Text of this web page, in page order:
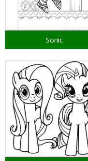
Sonic